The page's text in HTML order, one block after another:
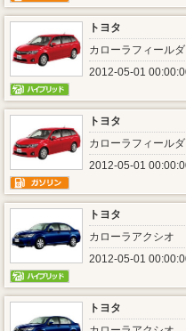
トヨタ
カローラフィール
2012-05-01
トヨタ
カローラフィール
2012-05-01
トヨタ
カローラアクシオ
2012-05-01
トヨタ